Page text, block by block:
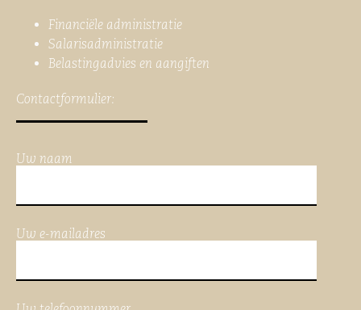
Financiële administratie
Salarisadministratie
Belastingadvies en aangiften
Contactformulier:
Uw naam
Uw e-mailadres